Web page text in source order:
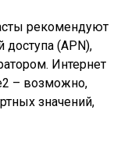
рекомендуют
доступа (APN),
Интернет
– возможно,
значений,